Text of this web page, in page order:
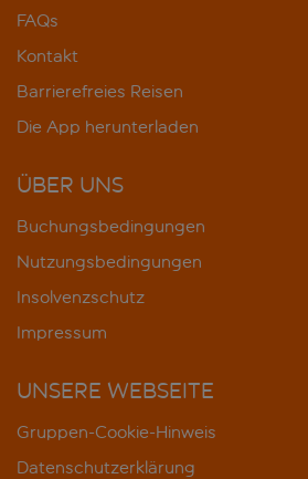
FAQs
Kontakt
Barrierefreies Reisen
Die App herunterladen
ÜBER UNS
Buchungsbedingungen
Nutzungsbedingungen
Insolvenzschutz
Impressum
UNSERE WEBSEITE
Gruppen-Cookie-Hinweis
Datenschutzerklärung